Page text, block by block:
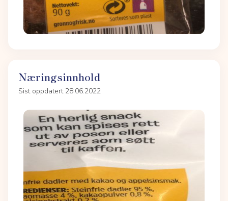
Næringsinnhold
Sist oppdatert 28.06.2022